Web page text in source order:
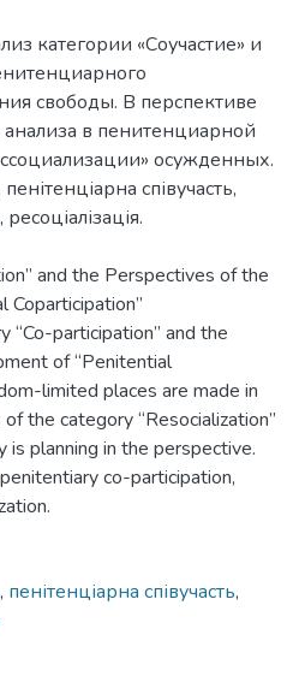
категории «Соучастие» и
свободы. В перспективе
в пенитенциарной
осужденных.
співучасть,
and the Perspectives of the
Coparticipation”
“Co-participation” and the
of “Penitential
limited places are made in
the category “Resocialization”
planning in the perspective.
co-participation,
, пенітенціарна співучасть,